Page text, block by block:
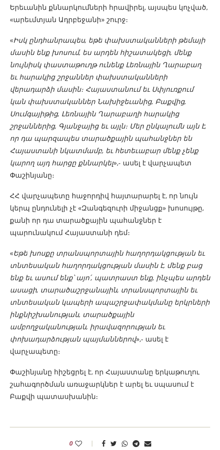
Երեւանին քննարկումների հրավիրել, այսպես կոչված,
«արեւմտյան Ադրբեջանի» շուրջ։
«Իսկ ընդհանրապես, եթե փախստականների թեմայի
մասին ենք խոսում, ես արդեն հիշատակեցի, մենք
նույնիսկ փաստաթուղթ ունենք Լեռնային Ղարաբաղ
եւ հարակից շրջաններ փախստականների
վերադարձի մասին։ Հայաստանում եւ Սփյուռքում
կան փախստականներ Նախիջեւանից, Բաքվից,
Սումգայիթից, Լեռնային Ղարաբաղի հարակից
շրջաններից, Գյանջայից եւ այլն։ Մեր ընկալումն այն է,
որ դա պարզապես տարածքային պահանջներ են
Հայաստանի նկատմամբ, եւ հետեւաբար մենք չենք
կարող այդ հարցը քննարկել»,- ասել է վարչապետ
Փաշինյանը։
ՀՀ վարչապետը հաջորդիվ հայտարարել է, որ նույն
կերպ ընդունելի չէ «Զանգեզուրի միջանցք» խոսույթը,
քանի որ դա տարածքային պահանջներ է
պարունակում Հայաստանի դեմ։
«Եթե խոսքը տրանսպորտային հաղորդակցության եւ
տնտեսական հաղորդակցության մասին է, մենք բաց
ենք եւ ասում ենք՝ այո՛, պատրաստ ենք, ինչպես արդեն
ասացի, տարածաշրջանային, տրանսպորտային եւ
տնտեսական կապերի ապաշրջափակմանը երկրների
ինքնիշխանության, տարածքային
ամբողջականության, իրավազորության եւ
փոխադարձության պայմաններով»,- ասել է
վարչապետը։
Փաշինյանը հիշեցրել է, որ Հայաստանը երկաթուղու
շահագործման առաջարկներ է արել եւ սպասում է
Բաքվի պատասխանին։
0